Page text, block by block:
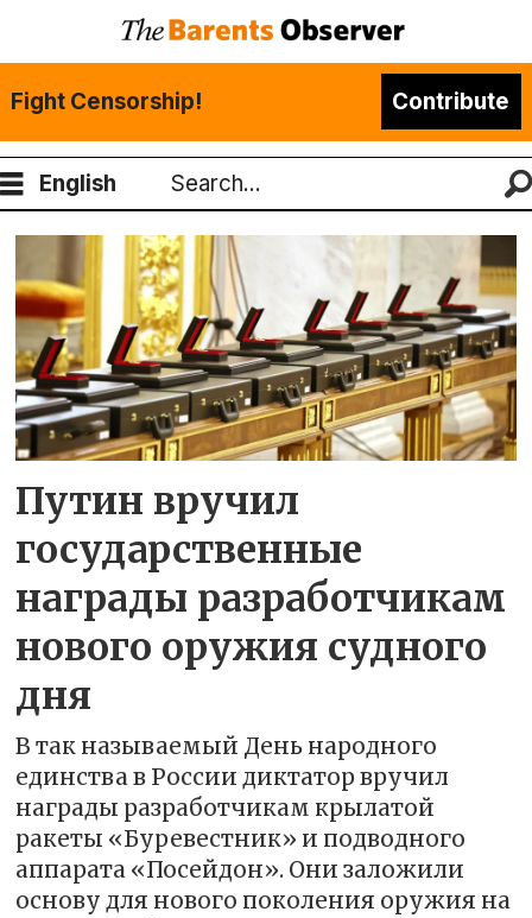
Fight Censorship! Contribute
English
Search
Tag:
буревестник
Путин вручил
государственные
награды разработчикам
нового оружия судного
дня
В так называемый День народного
единства в России диктатор вручил
награды разработчикам крылатой
ракеты «Буревестник» и подводного
аппарата «Посейдон». Они заложили
основу для нового поколения оружия на